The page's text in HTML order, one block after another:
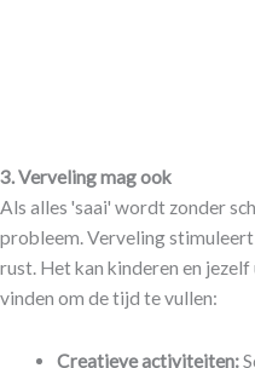
3. Verveling mag ook
Als alles 'saai' wordt zonder
probleem. Verveling
rust. Het kan kinderen en
vinden om de tijd te vullen:
Creatieve activiteiten: